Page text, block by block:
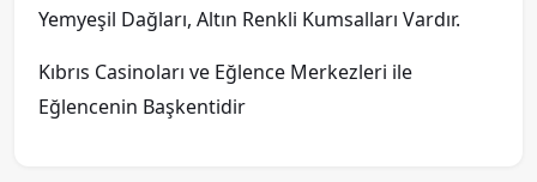
Yemyeşil Dağları, Altın Renkli Kumsalları Vardır.
Kıbrıs Casinoları ve Eğlence Merkezleri ile
Eğlencenin Başkentidir